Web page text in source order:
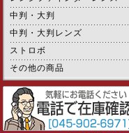
中判・大判
中判・大判レンズ
ストロボ
その他の商品